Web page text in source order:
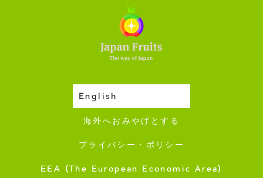
English収穫カレンダー
海外へおみやげとする
プライバシー・ポリシー
EEA (The European Economic Area)